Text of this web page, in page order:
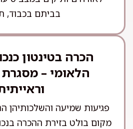
בביתם בכבוד,
הכרה בטינטון
הלאומי –
פגיעות שמיעה והשלכותיהן
מקום בולט בזירת ההכרה